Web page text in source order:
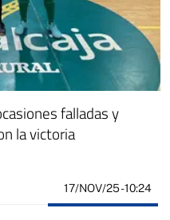
falladas y
la victoria
17/NOV/25- 10:24